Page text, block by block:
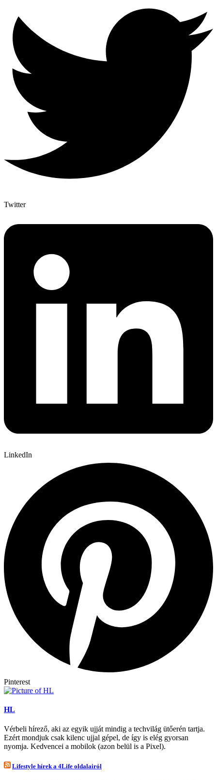
Twitter
LinkedIn
Pinterest
HL
Vérbeli hírező, aki az egyik ujját mindig a techvilág ütőerén tartja.
Ezért mondjuk csak kilenc ujjal gépel, de így is elég gyorsan
nyomja. Kedvencei a mobilok (azon belül is a Pixel).
Lifestyle hírek a 4Life oldalairól